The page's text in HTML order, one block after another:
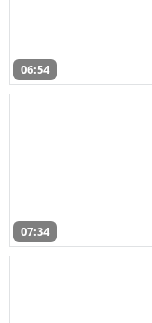
06:54
07:34